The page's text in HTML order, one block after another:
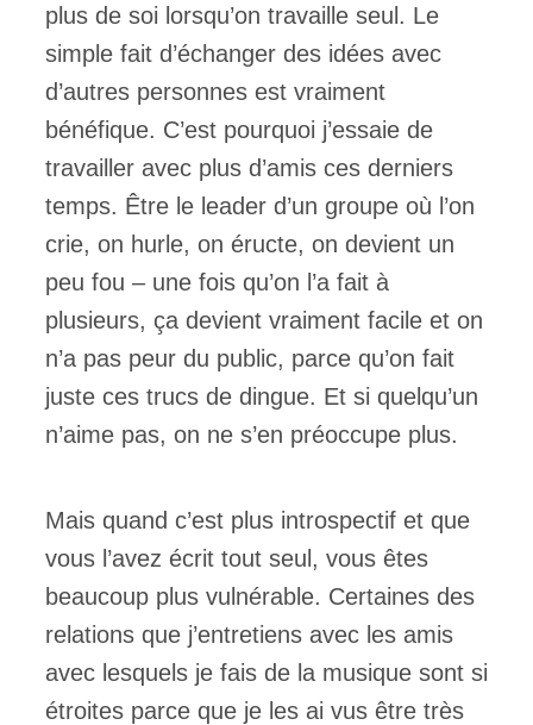
plus de soi lorsqu’on travaille seul. Le
simple fait d’échanger des idées avec
d’autres personnes est vraiment
bénéfique. C’est pourquoi j’essaie de
travailler avec plus d’amis ces derniers
temps. Être le leader d’un groupe où l’on
crie, on hurle, on éructe, on devient un
peu fou – une fois qu’on l’a fait à
plusieurs, ça devient vraiment facile et on
n’a pas peur du public, parce qu’on fait
juste ces trucs de dingue. Et si quelqu’un
n’aime pas, on ne s’en préoccupe plus.
Mais quand c’est plus introspectif et que
vous l’avez écrit tout seul, vous êtes
beaucoup plus vulnérable. Certaines des
relations que j’entretiens avec les amis
avec lesquels je fais de la musique sont si
étroites parce que je les ai vus être très